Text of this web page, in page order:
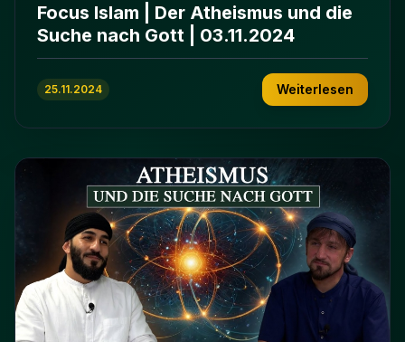
Focus Islam | Der Atheismus und die
Suche nach Gott | 03.11.2024
25.11.2024 Weiterlesen